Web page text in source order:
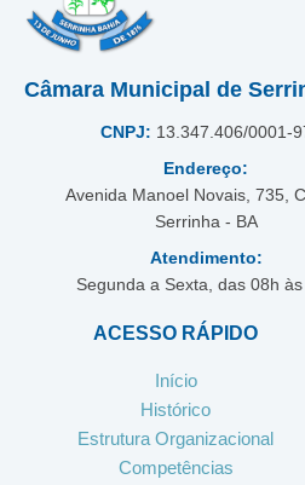
Câmara Municipal de
CNPJ: 13.347.406/0001-
Endereço:
Avenida Manoel Novais, 735,
Serrinha - BA
Atendimento:
Segunda a Sexta, das 08h
ACESSO RÁPIDO
Início
Histórico
Estrutura Organizacional
Competências